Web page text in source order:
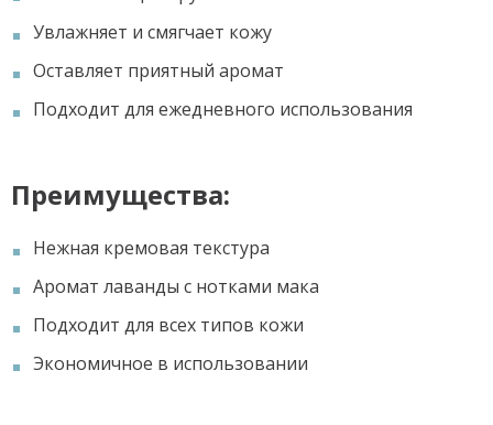
Увлажняет и смягчает кожу
Оставляет приятный аромат
Подходит для ежедневного использования
Преимущества:
Нежная кремовая текстура
Аромат лаванды с нотками мака
Подходит для всех типов кожи
Экономичное в использовании